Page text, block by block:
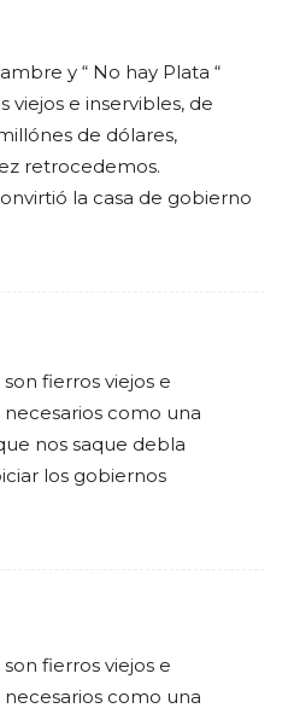
y “ No hay Plata “
e inservibles, de
de dólares,
retrocedemos.
la casa de gobierno
fierros viejos e
necesarios como una
nos saque debla
los gobiernos
fierros viejos e
necesarios como una